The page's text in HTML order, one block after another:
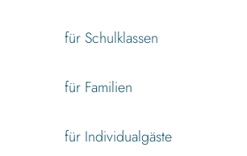
für Schulklassen
für Familien
für Individualgäste